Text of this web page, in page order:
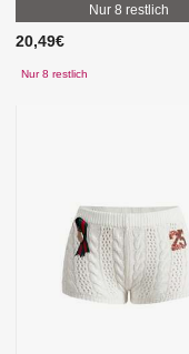
Nur 8 restlich
20,49€
Nur 8 restlich